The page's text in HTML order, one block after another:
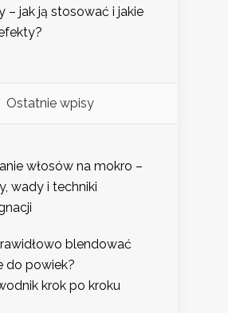
– jak ją stosować i jakie
Ostatnie wpisy
włosów na mokro –
wady i techniki
blendować
do powiek?
krok po kroku